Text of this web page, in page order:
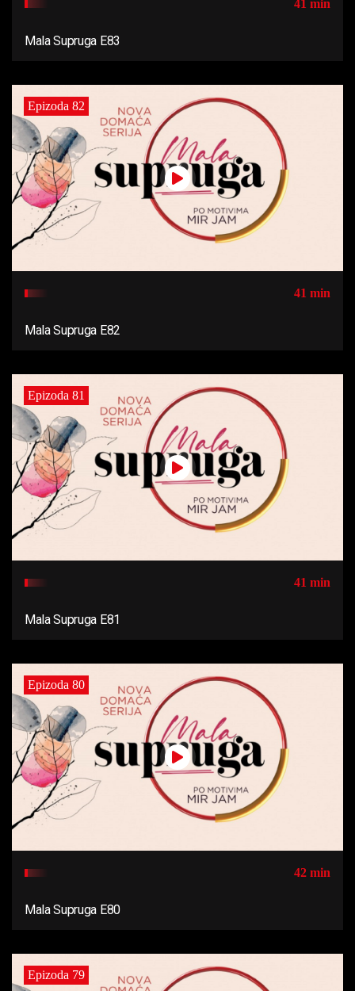
41 min
Mala Supruga E83
Epizoda 82
41 min
Mala Supruga E82
Epizoda 81
41 min
Mala Supruga E81
Epizoda 80
42 min
Mala Supruga E80
Epizoda 79